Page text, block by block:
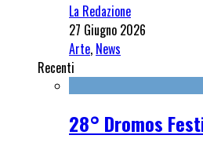
La Redazione
27 Giugno 2026
Arte, News
Recenti
28° Dromos